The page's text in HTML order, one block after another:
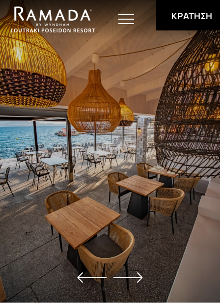
Διαμονή
Εγκαταστάσεις
Γεύση
Συνέδρια
Τοποθεσία
Προσφορές
Φωτογραφίες
Επικοινωνία
ΚΡΑΤΗΣΗ